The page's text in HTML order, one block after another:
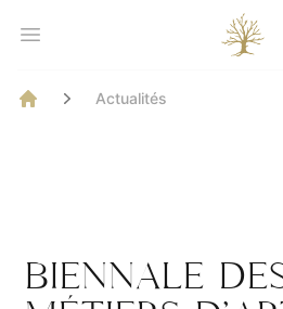
Open menu
Céline
Fil d'ArianeActualités
BIENNALE